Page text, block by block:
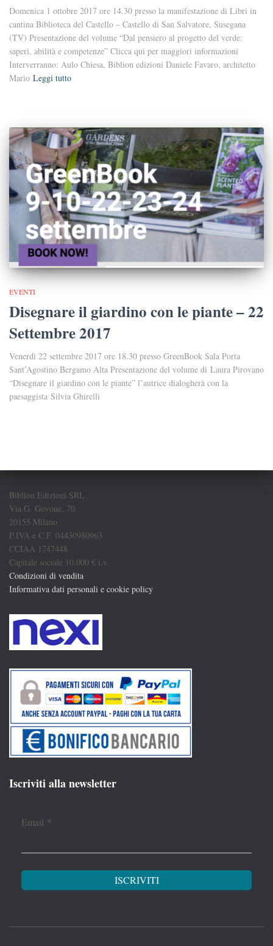
Domenica 1 ottobre 2017 ore 14.30 presso la manifestazione di Libri in
cantina Biblioteca del Castello – Castello di San Salvatore, Susegana
(TV) Presentazione del volume “Dal pensiero al progetto del verde:
saperi, abilità e competenze” Clicca qui per maggiori informazioni
Interverranno: Aulo Chiesa, Biblion edizioni Daniele Favaro, architetto
Mario Leggi tutto
EVENTI
Disegnare il giardino con le piante – 22
Settembre 2017
Venerdì 22 settembre 2017 ore 18.30 presso GreenBook Sala Porta
Sant’Agostino Bergamo Alta Presentazione del volume di Laura Pirovano
“Disegnare il giardino con le piante” l’autrice dialogherà con la
paesaggista Silvia Ghirelli
Biblion Edizioni SRL
Via G. Govone, 70
20155 Milano
P.IVA e C.F. 04430980963
CCIAA 1747448
Capitale sociale 10.000 € i.v.
Condizioni di vendita
Informativa dati personali e cookie policy
Iscriviti alla newsletter
Email *